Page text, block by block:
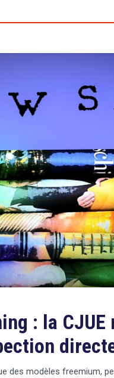
: la
des modèles freemium,